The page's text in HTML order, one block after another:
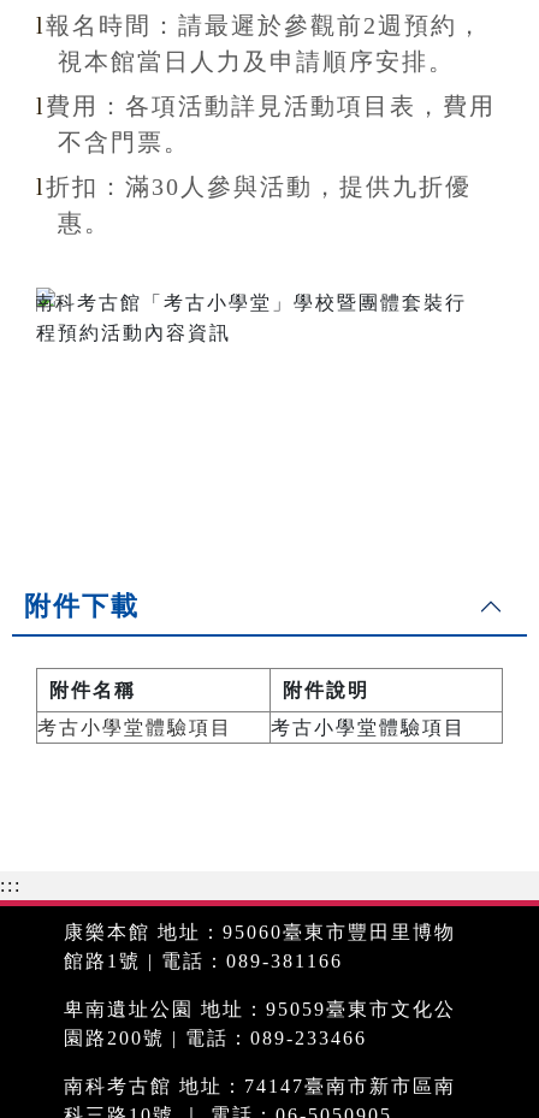
l報名 時間： 請最遲於參觀前2週預約，
視本館當日人力及申請順序安排。
l 費用：各項活動詳見活動項目表，費用
不含 門票。
l折扣 ：滿30 人參與活動，提供九折優
惠 。
附件下載
附件名稱
附件說明
考古小學堂體驗項目
考古小學堂體驗項目
:::
康樂本館 地址：95060臺東市豐田里博物
館路1號 | 電話：089-381166
卑南遺址公園 地址：95059臺東市文化公
園路200號 | 電話：089-233466
南科考古館 地址：74147臺南市新市區南